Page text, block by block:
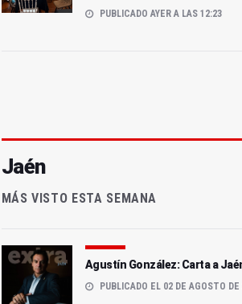
PUBLICADO AYER A LAS 12:23
Jaén
MÁS VISTO ESTA SEMANA
Agustín González: Carta a
PUBLICADO EL 02 DE AGOSTO